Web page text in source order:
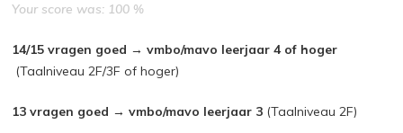
Your score was: 100 %
14/15 vragen goed → vmbo/mavo leerjaar 4 of hoger
(Taalniveau 2F/3F of hoger)
13 vragen goed → vmbo/mavo leerjaar 3 (Taalniveau 2F)